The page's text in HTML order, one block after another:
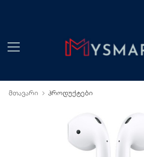
მთავარი პროდუქტები